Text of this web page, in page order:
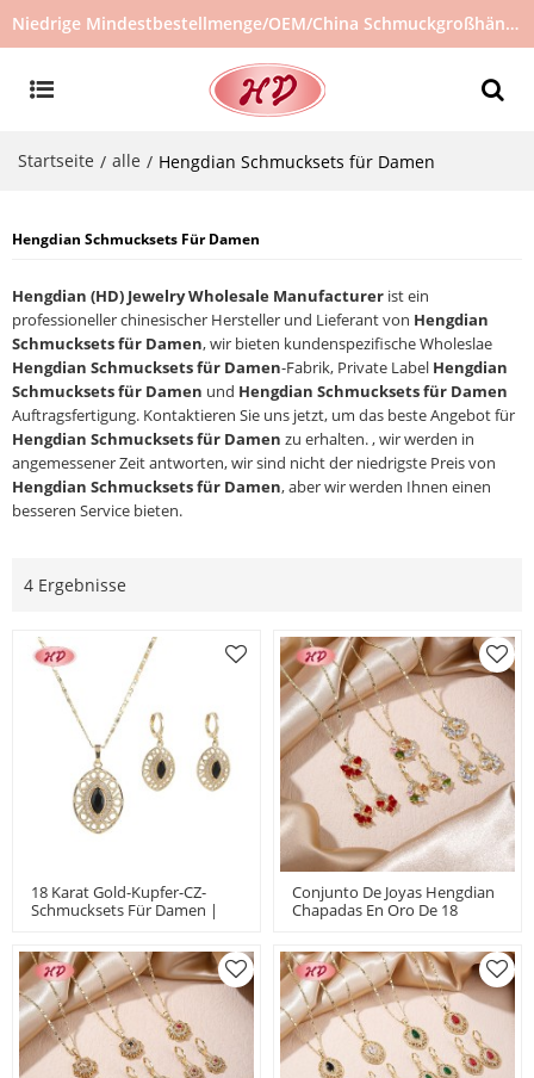
Niedrige Mindestbestellmenge/OEM/China Schmuckgroßhändler/Schmucklieferant/heiß verkaufter Schmuck auf Lager/kein gebrauchter Schmuck
Startseite / alle / Hengdian Schmucksets für Damen
Hengdian Schmucksets Für Damen
Hengdian (HD) Jewelry Wholesale Manufacturer ist ein
professioneller chinesischer Hersteller und Lieferant von Hengdian
Schmucksets für Damen, wir bieten kundenspezifische Wholeslae
Hengdian Schmucksets für Damen-Fabrik, Private Label Hengdian
Schmucksets für Damen und Hengdian Schmucksets für Damen
Auftragsfertigung. Kontaktieren Sie uns jetzt, um das beste Angebot für
Hengdian Schmucksets für Damen zu erhalten. , wir werden in
angemessener Zeit antworten, wir sind nicht der niedrigste Preis von
Hengdian Schmucksets für Damen, aber wir werden Ihnen einen
besseren Service bieten.
4 Ergebnisse
18 Karat Gold-Kupfer-CZ-
Schmucksets Für Damen |
Ohrringe Und Halskette
Conjunto De Joyas Hengdian
Chapadas En Oro De 18
Para Regalar